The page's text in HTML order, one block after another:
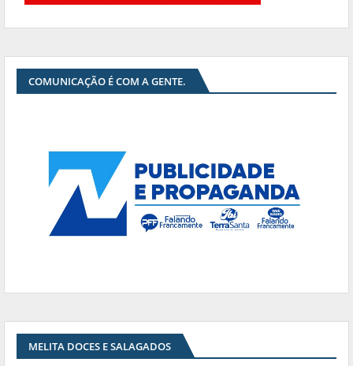
COMUNICAÇÃO É COM A GENTE.
MELITA DOCES E SALAGADOS